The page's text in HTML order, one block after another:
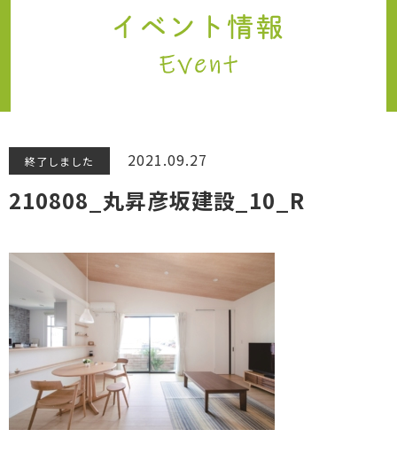
終了しました 2021.09.27
210808_丸昇彦坂建設_10_R